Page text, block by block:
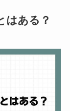
はある？